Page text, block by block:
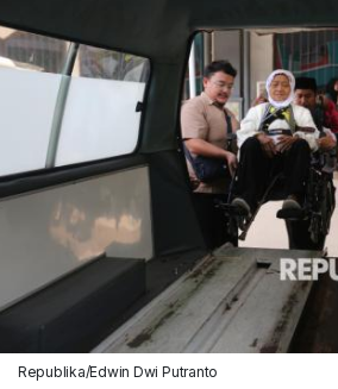
Republika/Edwin Dwi Putranto